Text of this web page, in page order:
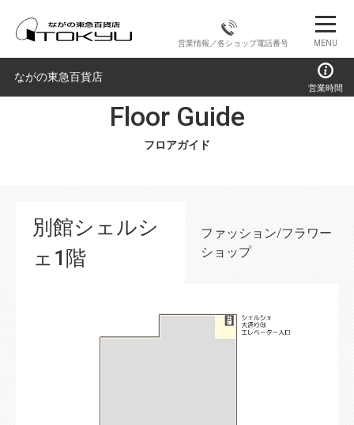
営業情報／各ショップ電話番号 MENU
ながの東急百貨店
営業時間
Floor Guide
フロアガイド
別館シェルシ
ェ1階
ファッション/フラワー
ショップ